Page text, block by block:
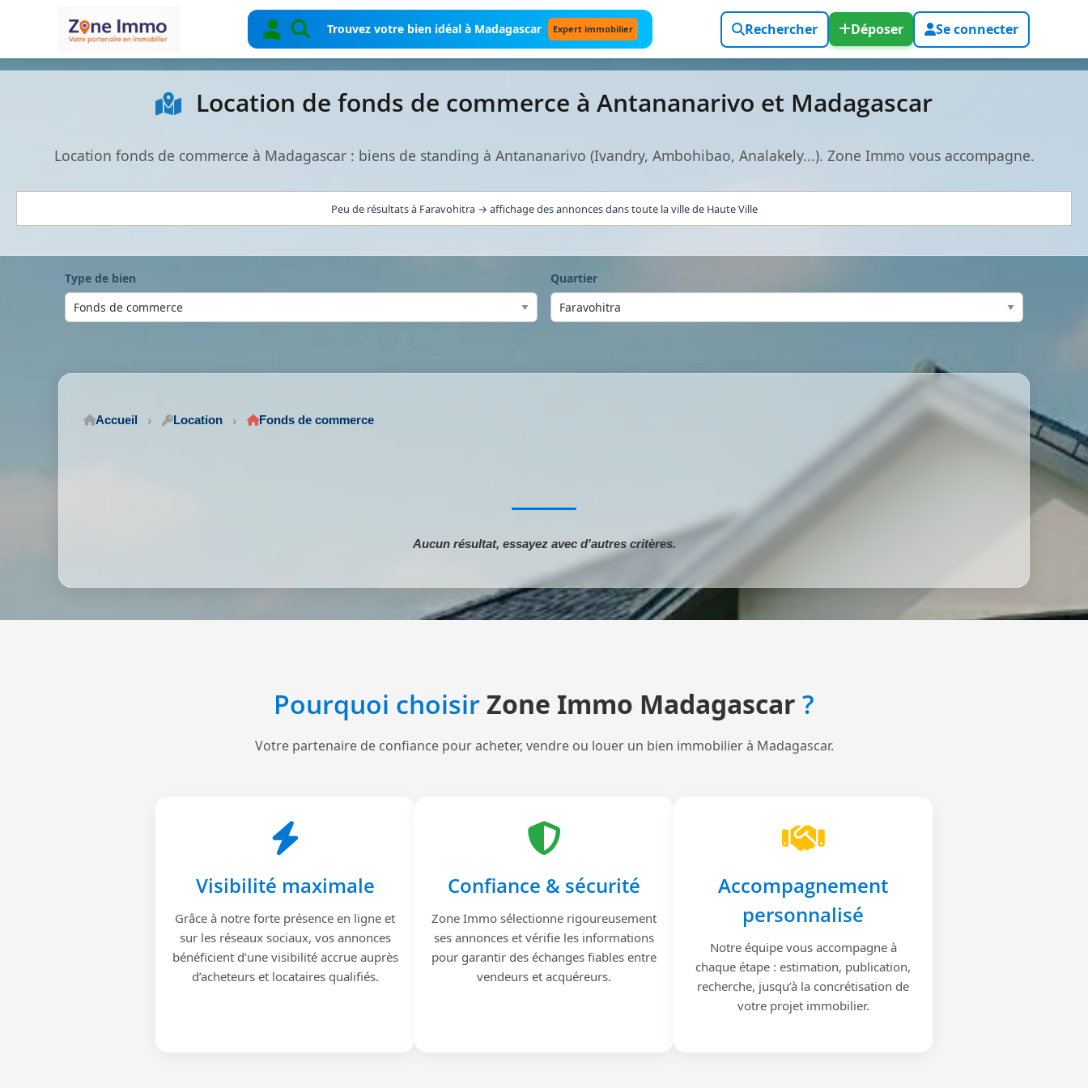
Trouvez votre bien idéal à Madagascar Expert immobilier Rechercher Déposer Se connecter
Location de fonds de commerce à Antananarivo et Madagascar
Location fonds de commerce à Madagascar : biens de standing à Antananarivo (Ivandry, Ambohibao, Analakely...). Zone Immo vous accompagne.
Peu de résultats à Faravohitra → affichage des annonces dans toute la ville de Haute Ville
Type de bien Quartier
Accueil Location Fonds de commerce
Aucun résultat, essayez avec d'autres critères.
Pourquoi choisirZone Immo Madagascar ?
Votre partenaire de confiance pour acheter, vendre ou louer un bien immobilier à Madagascar.
Visibilité maximale
Grâce à notre forte présence en ligne et
sur les réseaux sociaux, vos annonces
bénéficient d’une visibilité accrue auprès
d’acheteurs et locataires qualifiés.
Confiance & sécurité
Zone Immo sélectionne rigoureusement
ses annonces et vérifie les informations
pour garantir des échanges fiables entre
vendeurs et acquéreurs.
Accompagnement
personnalisé
Notre équipe vous accompagne à
chaque étape : estimation, publication,
recherche, jusqu’à la concrétisation de
votre projet immobilier.